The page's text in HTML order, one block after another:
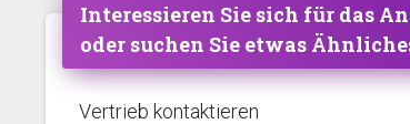
Interessieren Sie sich für das
oder suchen Sie etwas
Vertrieb kontaktieren